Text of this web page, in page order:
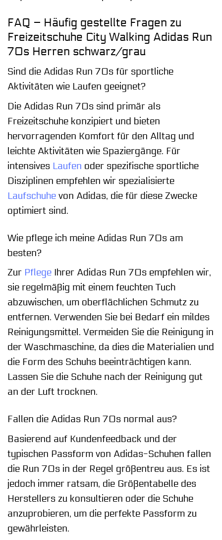
FAQ – Häufig gestellte Fragen zu
Freizeitschuhe City Walking Adidas Run
70s Herren schwarz/grau
Sind die Adidas Run 70s für sportliche
Aktivitäten wie Laufen geeignet?
Die Adidas Run 70s sind primär als
Freizeitschuhe konzipiert und bieten
hervorragenden Komfort für den Alltag und
leichte Aktivitäten wie Spaziergänge. Für
intensives Laufen oder spezifische sportliche
Disziplinen empfehlen wir spezialisierte
Laufschuhe von Adidas, die für diese Zwecke
optimiert sind.
Wie pflege ich meine Adidas Run 70s am
besten?
Zur Pflege Ihrer Adidas Run 70s empfehlen wir,
sie regelmäßig mit einem feuchten Tuch
abzuwischen, um oberflächlichen Schmutz zu
entfernen. Verwenden Sie bei Bedarf ein mildes
Reinigungsmittel. Vermeiden Sie die Reinigung in
der Waschmaschine, da dies die Materialien und
die Form des Schuhs beeinträchtigen kann.
Lassen Sie die Schuhe nach der Reinigung gut
an der Luft trocknen.
Fallen die Adidas Run 70s normal aus?
Basierend auf Kundenfeedback und der
typischen Passform von Adidas-Schuhen fallen
die Run 70s in der Regel größentreu aus. Es ist
jedoch immer ratsam, die Größentabelle des
Herstellers zu konsultieren oder die Schuhe
anzuprobieren, um die perfekte Passform zu
gewährleisten.